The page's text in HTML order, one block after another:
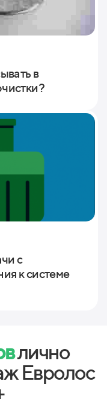
в
с
к системе
лично
Евролос